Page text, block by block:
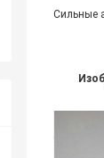
Сильные